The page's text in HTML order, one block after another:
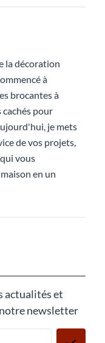
la décoration
à
brocantes à
cachés pour
je mets
de vos projets,
vous
en un
actualités et
newsletter